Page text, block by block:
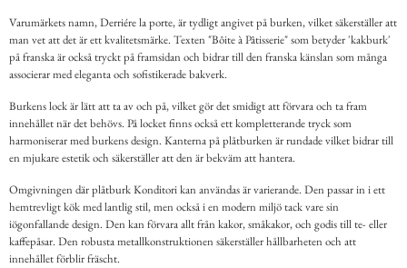
Varumärkets namn, Derriére la porte, är tydligt angivet på burken, vilket säkerställer att
man vet att det är ett kvalitetsmärke. Texten "Bôite à Pâtisserie" som betyder 'kakburk'
på franska är också tryckt på framsidan och bidrar till den franska känslan som många
associerar med eleganta och sofistikerade bakverk.
Burkens lock är lätt att ta av och på, vilket gör det smidigt att förvara och ta fram
innehållet när det behövs. På locket finns också ett kompletterande tryck som
harmoniserar med burkens design. Kanterna på plåtburken är rundade vilket bidrar till
en mjukare estetik och säkerställer att den är bekväm att hantera.
Omgivningen där plåtburk Konditori kan användas är varierande. Den passar in i ett
hemtrevligt kök med lantlig stil, men också i en modern miljö tack vare sin
iögonfallande design. Den kan förvara allt från kakor, småkakor, och godis till te- eller
kaffepåsar. Den robusta metallkonstruktionen säkerställer hållbarheten och att
innehållet förblir fräscht.